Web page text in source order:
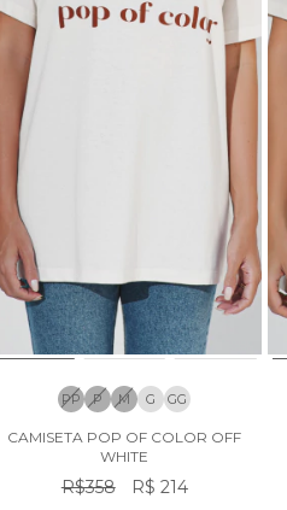
PP P M G GG
CAMISETA POP OF COLOR OFF
WHITE
R$358 R$ 214